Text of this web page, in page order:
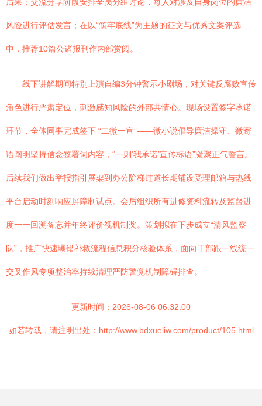
风险进行评估发言；在以“筑牢底线”为主题的征文与优秀文案评选
中，推荐10篇公诸报刊作内部赏阅。
线下讲解期间特别上演自编3分钟警示小剧场，对关键反腐败宣传
角色进行严肃定位，刺激感知风险的外部共情心。现场设置签字承诺
环节，全体同事完成签下 “二微一宣”——微小说倡导廉洁操守、微寄
语阐明坚持信念签署词内容，“一则‘我承诺’宣传标语”凝聚正气誓言。
后续我们做出举报指引展架到办公阶梯过道长期铺设受理邮箱与热线
平台启动时刻响应屏障制试点。会后组织所有进修资料流转及监督进
度一一回溯备忘并年终评价视机制奖。策划拟在下步成立“清风监察
队”，推广快速曝错补救流程信息积分核验体系，面向干部跟一线统一
交叉作风专项整治率持续清理严防警觉机制障碍排查。
更新时间：2026-08-06 06:32:00
如若转载，请注明出处：http://www.bdxueliw.com/product/105.html